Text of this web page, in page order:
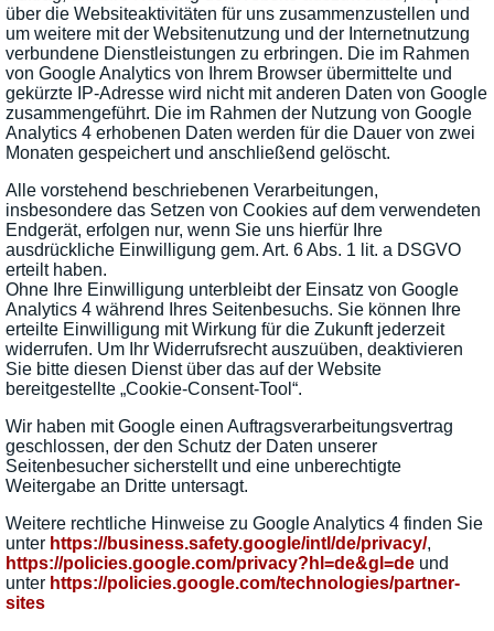
über die Websiteaktivitäten für uns zusammenzustellen und
um weitere mit der Websitenutzung und der Internetnutzung
verbundene Dienstleistungen zu erbringen. Die im Rahmen
von Google Analytics von Ihrem Browser übermittelte und
gekürzte IP-Adresse wird nicht mit anderen Daten von Google
zusammengeführt. Die im Rahmen der Nutzung von Google
Analytics 4 erhobenen Daten werden für die Dauer von zwei
Monaten gespeichert und anschließend gelöscht.
Alle vorstehend beschriebenen Verarbeitungen,
insbesondere das Setzen von Cookies auf dem verwendeten
Endgerät, erfolgen nur, wenn Sie uns hierfür Ihre
ausdrückliche Einwilligung gem. Art. 6 Abs. 1 lit. a DSGVO
erteilt haben.
Ohne Ihre Einwilligung unterbleibt der Einsatz von Google
Analytics 4 während Ihres Seitenbesuchs. Sie können Ihre
erteilte Einwilligung mit Wirkung für die Zukunft jederzeit
widerrufen. Um Ihr Widerrufsrecht auszuüben, deaktivieren
Sie bitte diesen Dienst über das auf der Website
bereitgestellte „Cookie-Consent-Tool“.
Wir haben mit Google einen Auftragsverarbeitungsvertrag
geschlossen, der den Schutz der Daten unserer
Seitenbesucher sicherstellt und eine unberechtigte
Weitergabe an Dritte untersagt.
Weitere rechtliche Hinweise zu Google Analytics 4 finden Sie
unter https://business.safety.google/intl /de/privacy/,
https://policies.google.com/privacy?hl=de&gl=de und
unter https://policies.google.com/technologies/partner-
sites